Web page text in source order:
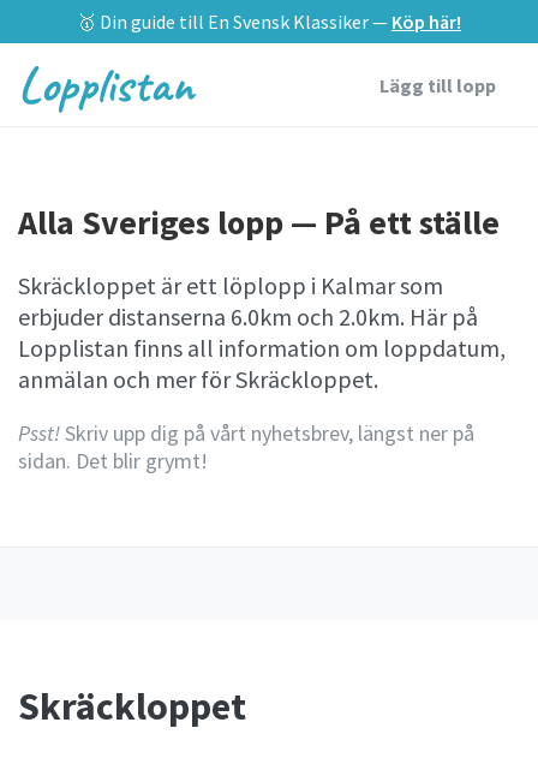
🥇 Din guide till En Svensk Klassiker — Köp här!
Lopplistan Lägg till lopp
Alla Sveriges lopp — På ett ställe
Skräckloppet är ett löplopp i Kalmar som
erbjuder distanserna 6.0km och 2.0km. Här på
Lopplistan finns all information om loppdatum,
anmälan och mer för Skräckloppet.
Psst!Skriv upp dig på vårt nyhetsbrev, längst ner på
sidan. Det blir grymt!
Skräckloppet